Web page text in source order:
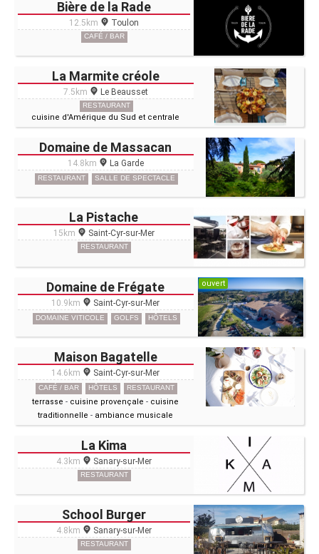
Bière de la Rade
12.5km Toulon
CAFÉ / BAR
La Marmite créole
7.5km Le Beausset
RESTAURANT
cuisine d'Amérique du Sud et centrale
Domaine de Massacan
14.8km La Garde
RESTAURANT SALLE DE SPECTACLE
La Pistache
15km Saint-Cyr-sur-Mer
RESTAURANT
Domaine de Frégate
10.9km Saint-Cyr-sur-Mer
DOMAINE VITICOLE GOLFS HÔTELS
ouvert
Maison Bagatelle
14.6km Saint-Cyr-sur-Mer
CAFÉ / BAR HÔTELS RESTAURANT
terrasse - cuisine provençale - cuisine
traditionnelle - ambiance musicale
La Kima
4.3km Sanary-sur-Mer
RESTAURANT
School Burger
4.8km Sanary-sur-Mer
RESTAURANT